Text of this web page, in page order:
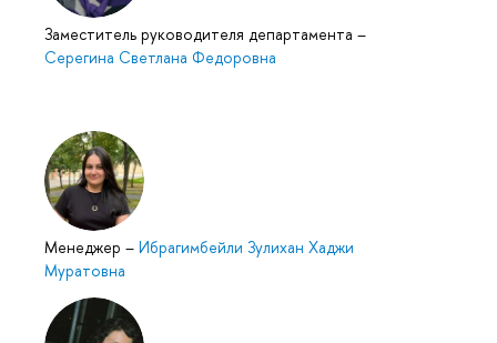
Заместитель руководителя департамента –
Серегина Светлана Федоровна
Менеджер – Ибрагимбейли Зулихан Хаджи
Муратовна